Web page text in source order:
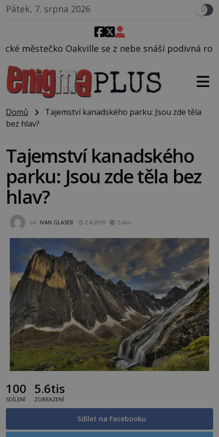
Pátek, 7. srpna 2026
z nebe snáší podivná rosolovitá látka
Domů
Tajemství kanadského parku: Jsou zde těla
bez hlav?
Tajemství kanadského
parku: Jsou zde těla bez
hlav?
od IVAN GLASER 2.4.2019 5.6tis
100
SDÍLENÍ
5.6tis
ZOBRAZENÍ
Sdílet na Facebooku